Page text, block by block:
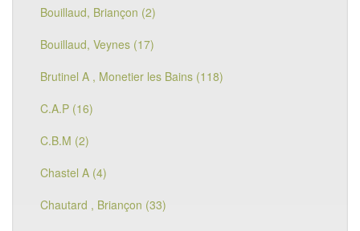
Bouillaud, Briançon (2)
Bouillaud, Veynes (17)
Brutinel A , Monetier les Bains (118)
C.A.P (16)
C.B.M (2)
Chastel A (4)
Chautard , Briançon (33)